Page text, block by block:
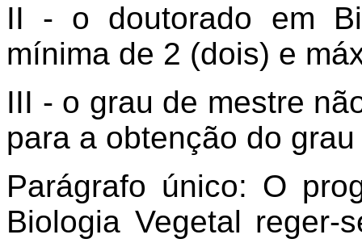
II - o doutorado em
mínima de 2 (dois) e
III - o grau de mestre
para a obtenção do
Parágrafo único: O
Biologia Vegetal reger-